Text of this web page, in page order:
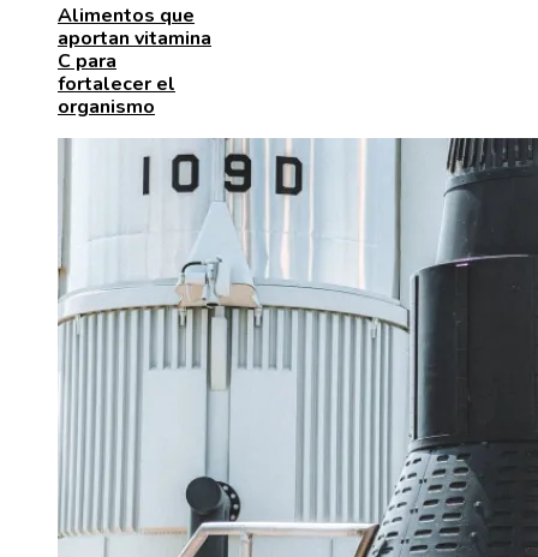
Alimentos que
aportan vitamina
C para
fortalecer el
organismo